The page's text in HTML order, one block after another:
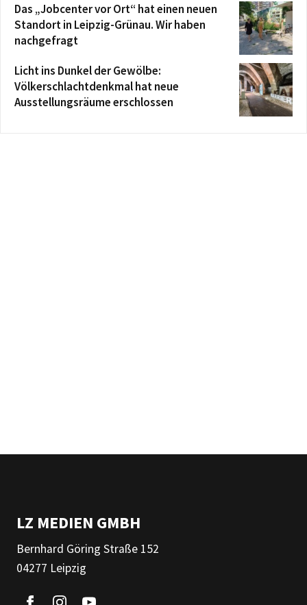
Das „Jobcenter vor Ort“ hat einen neuen
Standort in Leipzig-Grünau. Wir haben
nachgefragt
Licht ins Dunkel der Gewölbe:
Völkerschlachtdenkmal hat neue
Ausstellungsräume erschlossen
LZ MEDIEN GMBH
Bernhard Göring Straße 152
04277 Leipzig